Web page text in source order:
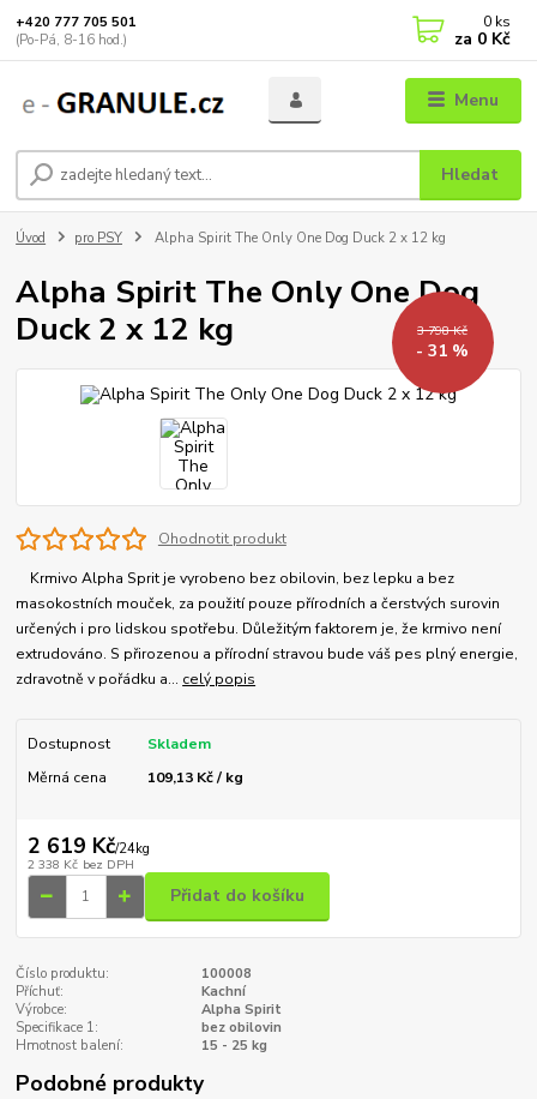
Menu
Hledat
+420 777 705 501
(Po-Pá, 8-16 hod.)
0 ks
za 0 Kč
Úvod pro PSY Alpha Spirit The Only One Dog Duck 2 x 12 kg
Alpha Spirit The Only One Dog
Duck 2 x 12 kg
3 798 Kč
- 31 %
Ohodnotit produkt
Krmivo Alpha Sprit je vyrobeno bez obilovin, bez lepku a bez
masokostních mouček, za použití pouze přírodních a čerstvých surovin
určených i pro lidskou spotřebu. Důležitým faktorem je, že krmivo není
extrudováno. S přirozenou a přírodní stravou bude váš pes plný energie,
zdravotně v pořádku a... celý popis
Dostupnost
Skladem
Měrná cena
109,13 Kč / kg
2 619 Kč/24kg
2 338 Kč bez DPH
Přidat do košíku
Číslo produktu:
100008
Příchuť:
Kachní
Výrobce:
Alpha Spirit
Specifikace 1:
bez obilovin
Hmotnost balení:
15 - 25 kg
Podobné produkty